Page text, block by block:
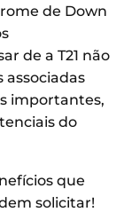
de Down
de a T21 não
associadas
importantes,
do
que
solicitar!